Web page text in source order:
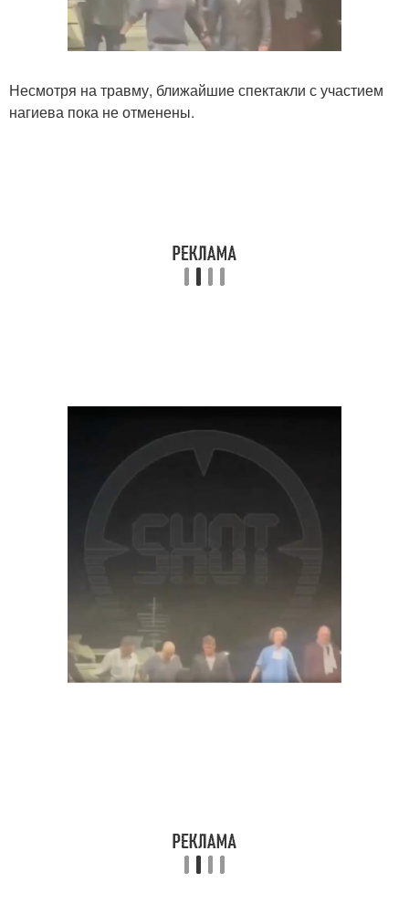
Несмотря на травму, ближайшие спектакли с участием
нагиева пока не отменены.